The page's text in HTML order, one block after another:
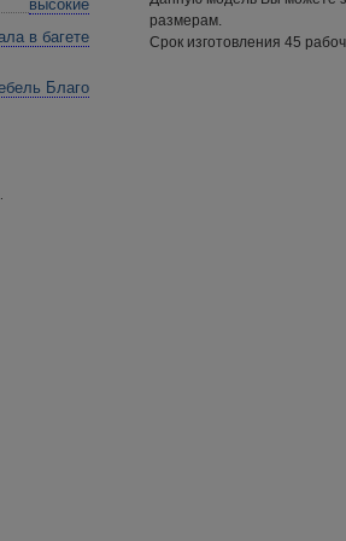
высокие
в багете
Благо
размерам.
Срок изготовления 45